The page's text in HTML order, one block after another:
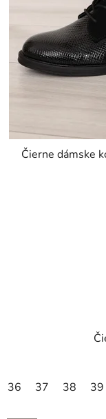
Čierne dámske
36 37 38 39